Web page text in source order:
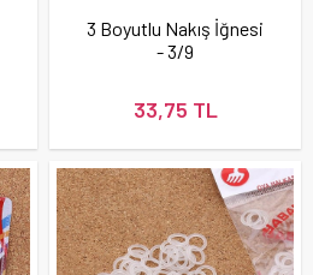
3 Boyutlu Nakış İğnesi
- 3/9
33,75 TL